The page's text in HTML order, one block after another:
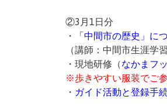
②3月1日分
・
「中間市の歴史」に
（講師：中間市生涯学
・現地研修（なかまフ
※歩きやすい服装でご参
・ ガイド活動と登録手